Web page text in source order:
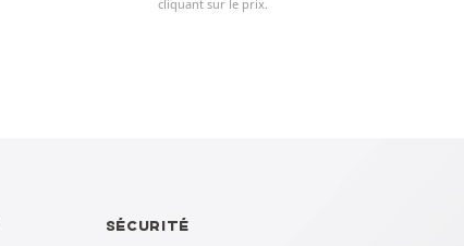
cliquant sur le prix.
SÉCURITÉ